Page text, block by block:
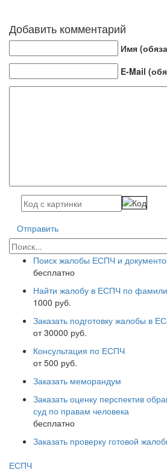
Добавить комментарий
Имя
E-Mail
Отправить
Поиск жалобы ЕСПЧ и
бесплатно
Найти жалобу в ЕСПЧ по
1000 руб.
Заказать подготовку жалобы в
от 30000 руб.
Консультация по ЕСПЧ
от 500 руб.
Заказать меморандум
Заказать оценку перспектив
суд по правам человека
бесплатно
Заказать проверку готовой
ЕСПЧ